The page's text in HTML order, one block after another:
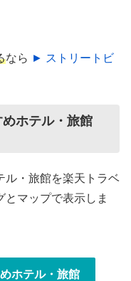
なら ► ストリートビ
ホテル・旅館
ル・旅館を楽天トラベ
とマップで表示しま
ホテル・旅館